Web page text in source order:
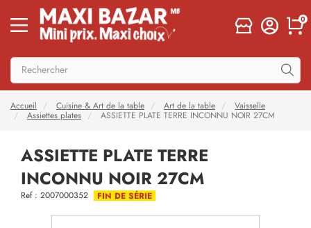
0
Accueil Cuisine & Art de la table Art de la table
Vaisselle
Assiettes plates
ASSIETTE PLATE TERRE INCONNU NOIR 27CM
ASSIETTE PLATE TERRE
INCONNU NOIR 27CM
Ref : 2007000352 FIN DE SÉRIE